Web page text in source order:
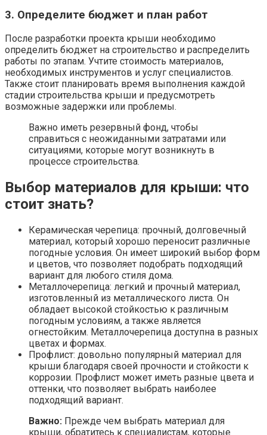
3. Определите бюджет и план работ
После разработки проекта крыши необходимо
определить бюджет на строительство и распределить
работы по этапам. Учтите стоимость материалов,
необходимых инструментов и услуг специалистов.
Также стоит планировать время выполнения каждой
стадии строительства крыши и предусмотреть
возможные задержки или проблемы.
Важно иметь резервный фонд, чтобы
справиться с неожиданными затратами или
ситуациями, которые могут возникнуть в
процессе строительства.
Выбор материалов для крыши: что
стоит знать?
Керамическая черепица: прочный, долговечный
материал, который хорошо переносит различные
погодные условия. Он имеет широкий выбор форм
и цветов, что позволяет подобрать подходящий
вариант для любого стиля дома.
Металлочерепица: легкий и прочный материал,
изготовленный из металлического листа. Он
обладает высокой стойкостью к различным
погодным условиям, а также является
огнестойким. Металлочерепица доступна в разных
цветах и формах.
Профлист: довольно популярный материал для
крыши благодаря своей прочности и стойкости к
коррозии. Профлист может иметь разные цвета и
оттенки, что позволяет выбрать наиболее
подходящий вариант.
Важно: Прежде чем выбрать материал для
крыши, обратитесь к специалистам, которые